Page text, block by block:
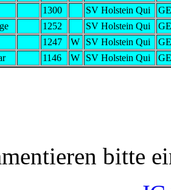
1300 SV Holstein Qui
1252 SV Holstein Qui
1247 W SV Holstein Qui
1146 W SV Holstein Qui
bitte